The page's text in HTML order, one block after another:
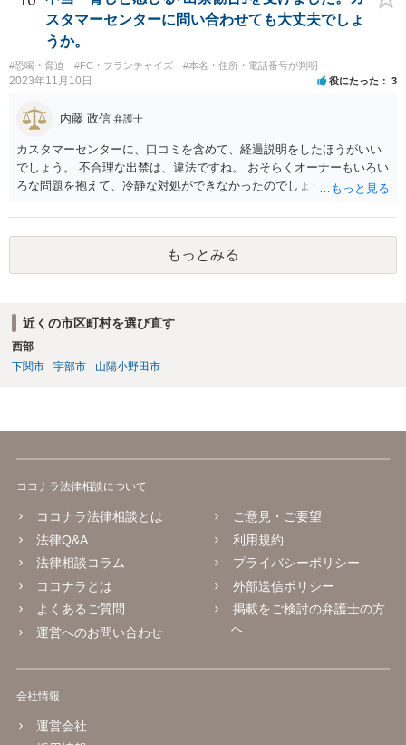
スタマーセンターに問い合わせても大丈夫でしょ
うか。
#恐喝・脅迫 #FC・フランチャイズ #本名・住所・電話番号が判明
2023年11月10日 役にたった 3
内藤 政信 弁護士
カスタマーセンターに、口コミを含めて、経過説明をしたほうがいい
でしょう。 不合理な出禁は、違法ですね。 おそらくオーナーもいろい
ろな問題を抱えて、冷静な対処ができなかったのでしょう。
もっとみる
近くの市区町村を選び直す
西部
下関市
宇部市 山陽小野田市
ココナラ法律相談について
ココナラ法律相談とは
法律Q&A
法律相談コラム
ココナラとは
よくあるご質問
運営へのお問い合わせ
ご意見・ご要望
利用規約
プライバシーポリシー
外部送信ポリシー
掲載をご検討の弁護士の方
へ
会社情報
運営会社